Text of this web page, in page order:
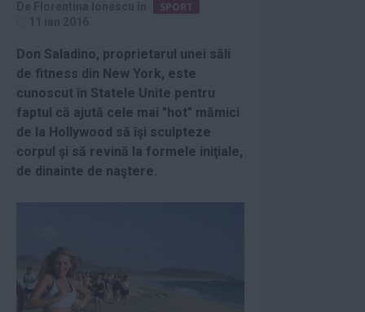
SPORT
Don Saladino, proprietarul unei săli
de fitness din New York, este
cunoscut în Statele Unite pentru
faptul că ajută cele mai "hot" mămici
de la Hollywood să îşi sculpteze
corpul şi să revină la formele iniţiale,
de dinainte de naştere.